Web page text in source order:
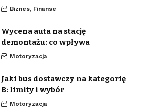
Biznes, Finanse
Wycena auta na stację
demontażu: co wpływa
Motoryzacja
Jaki bus dostawczy na kategorię
B: limity i wybór
Motoryzacja